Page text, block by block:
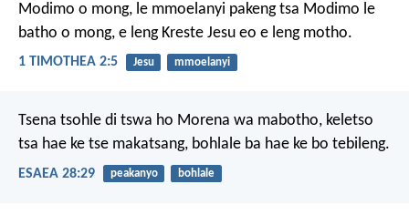
Modimo o mong, le mmoelanyi pakeng tsa Modimo le
batho o mong, e leng Kreste Jesu eo e leng motho.
1 TIMOTHEA 2:5 Jesu mmoelanyi
Tsena tsohle di tswa ho Morena wa mabotho, keletso
tsa hae ke tse makatsang, bohlale ba hae ke bo tebileng.
ESAEA 28:29 peakanyo bohlale